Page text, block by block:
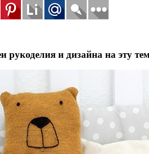
рукоделия и дизайна на эту